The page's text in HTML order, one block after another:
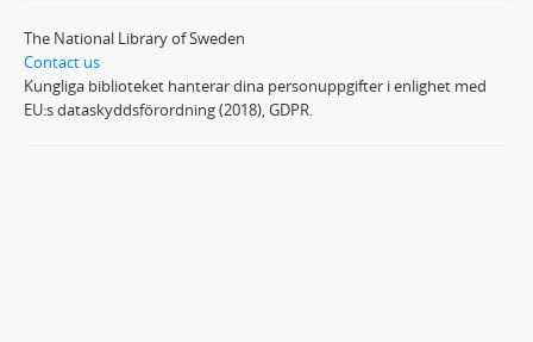
The National Library of Sweden
Contact us
Kungliga biblioteket hanterar dina personuppgifter i enlighet med
EU:s dataskyddsförordning (2018), GDPR.